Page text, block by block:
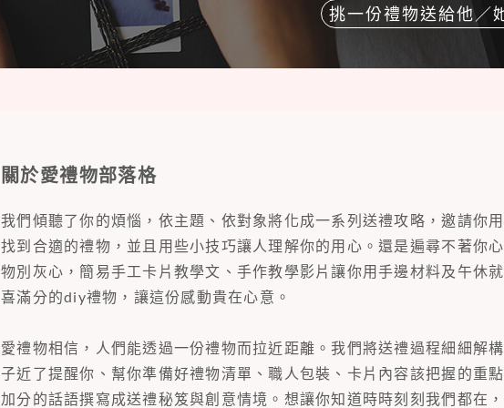
挑一份禮物送給他／
關於愛禮物部落格
我們傾聽了你的煩惱，依主題、依對象將化成一系列送禮攻略，邀請你
找到合適的禮物，並且用些小技巧讓人理解你的用心。還是遍尋不著你
物別灰心，簡易手工卡片教學文、手作教學影片讓你用手邊材料及午休
喜滿分的diy禮物，讓這份感動貴在心意。
愛禮物相信，人們能透過一份禮物而拉近距離。我們將送禮過程細細解
子近了提醒你、幫你準備好禮物清單、職人包裝、卡片內容該把握的重
加分的話語撰寫成送禮秘笈與創意情境。想讓你知道時時刻刻我們都在